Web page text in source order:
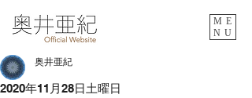
ME
NU
2020年11月28日土曜日
奥井亜紀